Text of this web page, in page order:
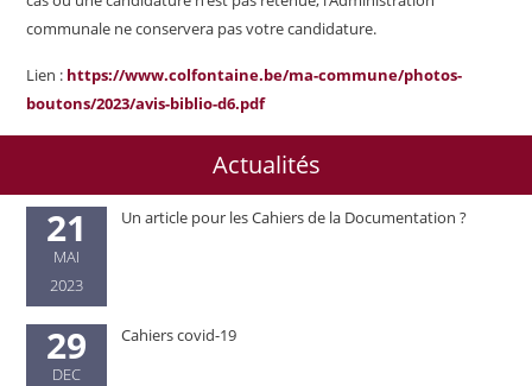
communale ne conservera pas votre candidature.
Lien : https://www.colfontaine.be/ma-commune/photos-
boutons/2023/avis-biblio-d6.pdf
Actualités
21
MAI
2023
Un article pour les Cahiers de la Documentation ?
29
DEC
Cahiers covid-19